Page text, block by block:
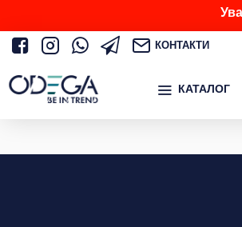
КОНТАКТИ
КАТАЛОГ